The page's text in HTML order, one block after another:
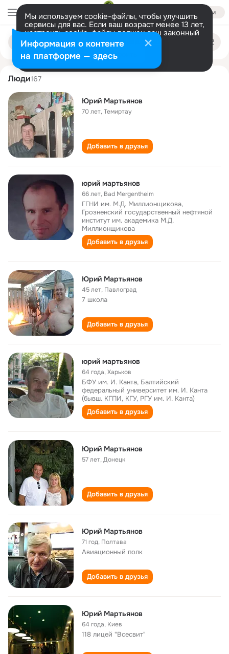
Войти
Мы используем cookie-файлы, чтобы улучшить
сервисы для вас. Если ваш возраст менее 13 лет,
настроить cookie-файлы должен ваш законный
представитель. Больше информации
Разрешить все Настроить
Поиск
людям
yuriy martyanov
Люди167
Юрий Мартьянов
70 лет,Темиртау
Добавить в друзья
юрий мартьянов
66 лет, Bad Mergentheim
ГГНИ им. М.Д. Миллионщикова,
Грозненский государственный нефтяной
институт им. академика М.Д.
Миллионщикова
Добавить в друзья
Юрий Мартьянов
45 лет, Павлоград
7 школа
Добавить в друзья
юрий мартьянов
64 года,Харьков
БФУ им. И. Канта, Балтийский
федеральный университет им. И. Канта
(бывш. КГПИ, КГУ, РГУ им. И. Канта)
Добавить в друзья
Юрий Мартьянов
57 лет,Донецк
Добавить в друзья
Юрий Мартьянов
71 год, Полтава
Авиационный полк
Добавить в друзья
Юрий Мартьянов
64 года, Киев
118 лицей "Всесвит"
Информация о контенте
на платформе — здесь